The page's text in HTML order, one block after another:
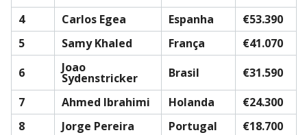
4
Carlos Egea Espanha
€53.390
5
Samy Khaled França
€41.070
6
Joao
Sydenstricker Brasil
€31.590
7
Ahmed Ibrahimi Holanda
€24.300
8
Jorge Pereira Portugal
€18.700